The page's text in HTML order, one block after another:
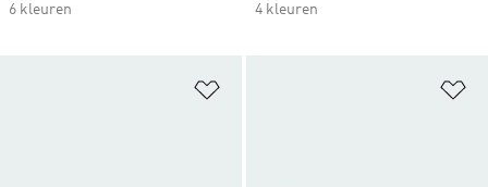
6 kleuren
4 kleuren